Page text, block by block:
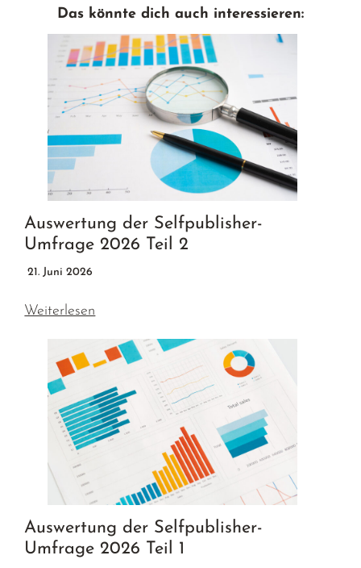
Das könnte dich auch interessieren:
Auswertung der Selfpublisher-
Umfrage 2026 Teil 2
21. Juni 2026
Weiterlesen
Auswertung der Selfpublisher-
Umfrage 2026 Teil 1